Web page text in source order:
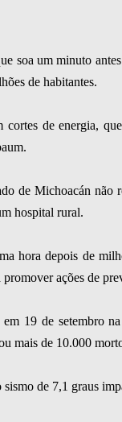
soa um minuto
de habitantes.
cortes de energia,
de Michoacán não
hospital rural.
hora depois de
ações de
19 de setembro
mais de 10.000
sismo de 7,1 graus